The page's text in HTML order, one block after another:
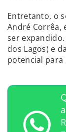
Entretanto, o
André Corrêa,
ser expandido.
dos Lagos) e
potencial para